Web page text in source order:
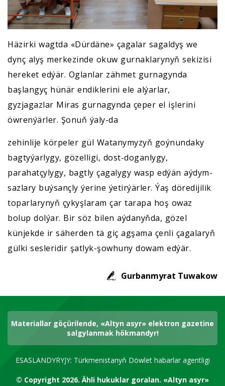
Häzirki wagtda «Dürdäne» çagalar sagaldyş we
dynç alyş merkezinde okuw gurnaklarynyň sekizisi
hereket edýär. Oglanlar zähmet gurnagynda
başlangyç hünär endiklerini ele alýarlar,
gyzjagazlar Miras gurnagynda çeper el işlerini
öwrenýärler. Şonuň ýaly-da
zehinlije körpeler gül Watanymyzyň goýnundaky
bagtyýarlygy, gözelligi, dost-doganlygy,
parahatçylygy, bagtly çagalygy wasp edýän aýdym-
sazlary buýsançly ýerine ýetirýärler. Ýaş döredijilik
toparlarynyň çykyşlaram çar tarapa hoş owaz
bolup dolýar. Bir söz bilen aýdanyňda, gözel
künjekde ir säherden tä giç agşama çenli çagalaryň
gülki sesleridir şatlyk-şowhuny dowam edýär.
Gurbanmyrat Tuwakow
Materiallar göçürilende, «Altyn asyr» elektron gazetine
salgylanmak hökmandyr!
ESASLANDYRYJY: Türkmenistanyň Döwlet habarlar agentligi
© Copyright 2026.Ähli hukuklar goralan. «Altyn asyr»